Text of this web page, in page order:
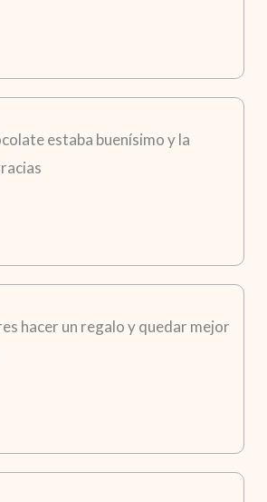
estaba buenísimo y la
hacer un regalo y quedar mejor